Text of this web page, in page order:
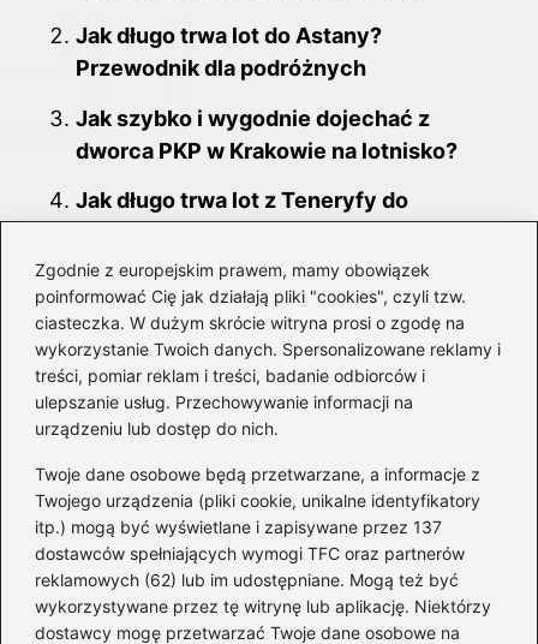
Zgodnie z europejskim prawem, mamy obowiązek
poinformować Cię jak działają pliki "cookies", czyli tzw.
ciasteczka. W dużym skrócie witryna prosi o zgodę na
wykorzystanie Twoich danych. Spersonalizowane reklamy i
treści, pomiar reklam i treści, badanie odbiorców i
ulepszanie usług. Przechowywanie informacji na
urządzeniu lub dostęp do nich.
Twoje dane osobowe będą przetwarzane, a informacje z
Twojego urządzenia (pliki cookie, unikalne identyfikatory
itp.) mogą być wyświetlane i zapisywane przez 137
dostawców spełniających wymogi TFC oraz partnerów
reklamowych (62) lub im udostępniane. Mogą też być
wykorzystywane przez tę witrynę lub aplikację. Niektórzy
dostawcy mogę przetwarzać Twoje dane osobowe na
Jak długo trwa lot do Astany?
Przewodnik dla podróżnych
Jak szybko i wygodnie dojechać z
dworca PKP w Krakowie na lotnisko?
Jak długo trwa lot z Teneryfy do
wiedzieć!
Zanzibar z Polski: Jak długo trwa lot do
rajskiej wyspy?
Różnice między kartą pokładową a
biletem – co musisz wiedzieć?
Ile czasu zajmuje lot z Pyrzowic do
Warny? Przewodnik dla podróżnych
Jak długo trwa lot z Polski do
Waszyngtonu? Wszystko, co musisz
wiedzieć